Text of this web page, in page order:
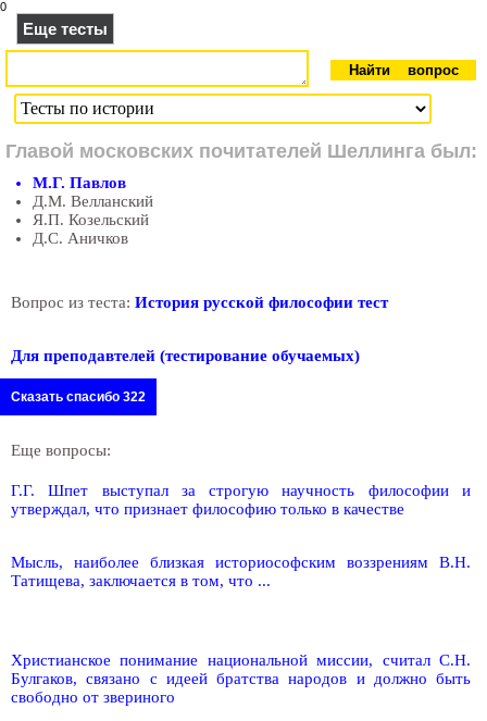
0
Еще тесты
Главой московских почитателей Шеллинга был:
М.Г. Павлов
Д.М. Велланский
Я.П. Козельский
Д.С. Аничков
Вопрос из теста: История русской философии тест
Для преподавтелей (тестирование обучаемых)
Сказать спасибо 322
Еще вопросы:
Г.Г. Шпет выступал за строгую научность философии и
утверждал, что признает философию только в качестве
Мысль, наиболее близкая историософским воззрениям В.Н.
Татищева, заключается в том, что ...
Христианское понимание национальной миссии, считал С.Н.
Булгаков, связано с идеей братства народов и должно быть
свободно от звериного